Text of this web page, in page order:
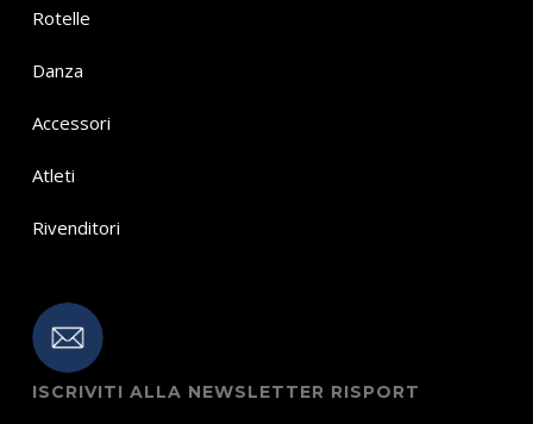
Rotelle
Danza
Accessori
Atleti
Rivenditori
ISCRIVITI ALLA NEWSLETTER RISPORT